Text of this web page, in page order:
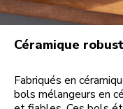
Céramique
Fabriqués en
bols mélangeurs en